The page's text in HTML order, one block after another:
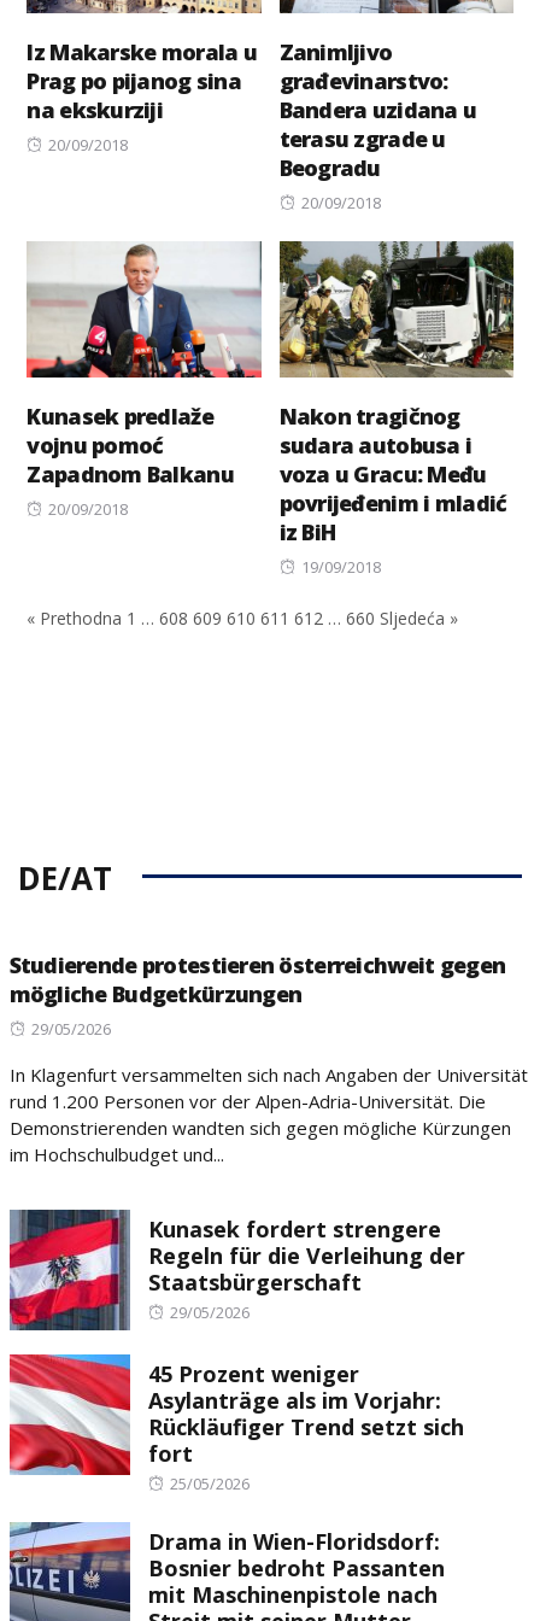
Iz Makarske morala u
Prag po pijanog sina
na ekskurziji
Posted
20/09/2018
Zanimljivo
građevinarstvo:
Bandera uzidana u
terasu zgrade u
Beogradu
Posted
20/09/2018
Kunasek predlaže
vojnu pomoć
Zapadnom Balkanu
Posted
20/09/2018
Nakon tragičnog
sudara autobusa i
voza u Gracu: Među
povrijeđenim i mladić
iz BiH
Posted
19/09/2018
« Prethodna 1 … 608 609 610 611 612 … 660 Sljedeća »
DE/AT
Studierende protestieren österreichweit gegen
mögliche Budgetkürzungen
Posted
29/05/2026
In Klagenfurt versammelten sich nach Angaben der Universität
rund 1.200 Personen vor der Alpen-Adria-Universität. Die
Demonstrierenden wandten sich gegen mögliche Kürzungen
im Hochschulbudget und...
Kunasek fordert strengere
Regeln für die Verleihung der
Staatsbürgerschaft
Posted
29/05/2026
45 Prozent weniger
Asylanträge als im Vorjahr:
Rückläufiger Trend setzt sich
fort
Posted
25/05/2026
Drama in Wien-Floridsdorf:
Bosnier bedroht Passanten
mit Maschinenpistole nach